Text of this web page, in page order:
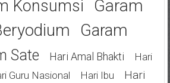
Konsumsi
Garam
Garam
Sate Hari Amal Bhakti
Hari
Guru Nasional Hari Ibu
Hari